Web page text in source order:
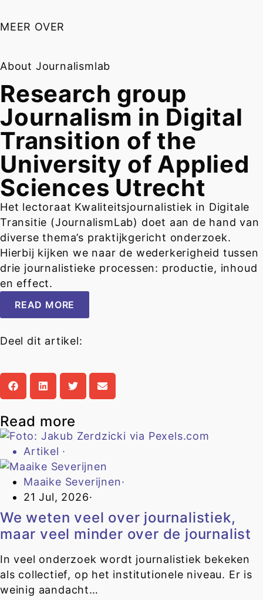
MEER OVER
About Journalismlab
Research group
Journalism in Digital
Transition of the
University of Applied
Sciences Utrecht
Het lectoraat Kwaliteitsjournalistiek in Digitale
Transitie (JournalismLab) doet aan de hand van
diverse thema’s praktijkgericht onderzoek.
Hierbij kijken we naar de wederkerigheid tussen
drie journalistieke processen: productie, inhoud
en effect.
READ MORE
Deel dit artikel:
Read more
Artikel ·
Maaike Severijnen·
21 Jul, 2026·
We weten veel over journalistiek,
maar veel minder over de journalist
In veel onderzoek wordt journalistiek bekeken
als collectief, op het institutionele niveau. Er is
weinig aandacht…